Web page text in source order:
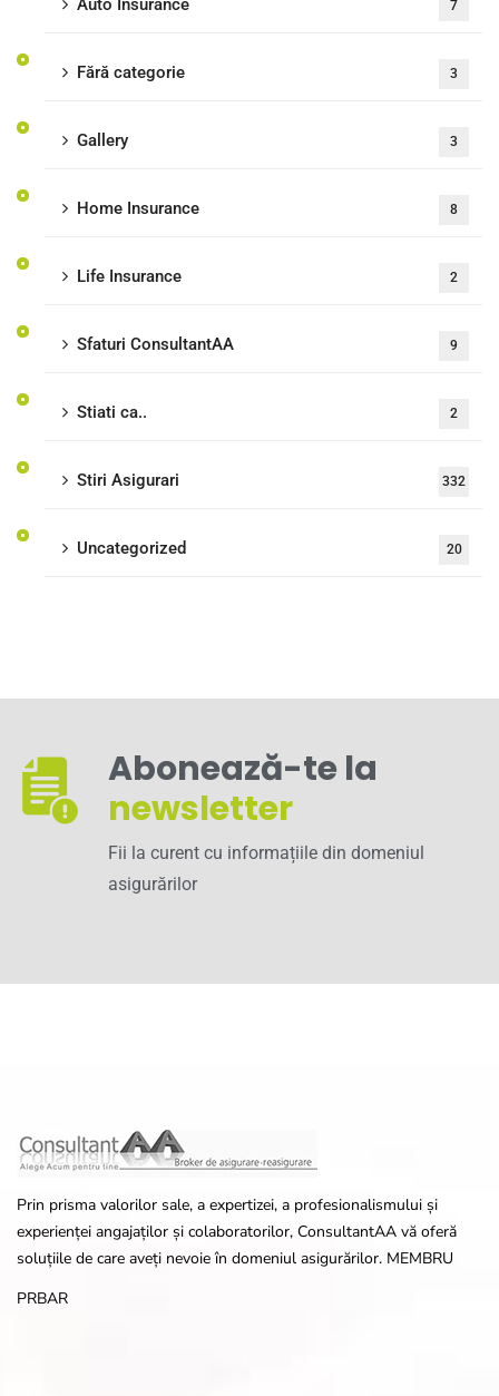
Auto Insurance 7
Fără categorie 3
Gallery 3
Home Insurance 8
Life Insurance 2
Sfaturi ConsultantAA 9
Stiati ca.. 2
Stiri Asigurari 332
Uncategorized 20
Abonează-te la
newsletter
Fii la curent cu informațiile din domeniul
asigurărilor
Prin prisma valorilor sale, a expertizei, a profesionalismului și
experienței angajaților și colaboratorilor, ConsultantAA vă oferă
soluțiile de care aveți nevoie în domeniul asigurărilor. MEMBRU
PRBAR